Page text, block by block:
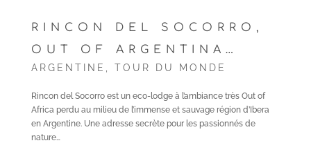
RINCON DEL SOCORRO,
OUT OF ARGENTINA…
ARGENTINE TOUR DU MONDE
Rincon del Socorro est un eco-lodge à l’ambiance très Out of
Africa perdu au milieu de l’immense et sauvage région d’Ibera
en Argentine. Une adresse secrète pour les passionnés de
nature…